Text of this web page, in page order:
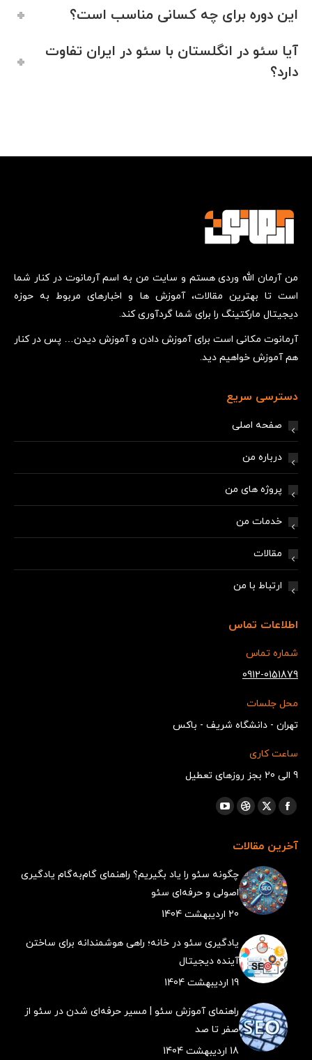
این دوره برای چه کسانی مناسب است؟
آیا سئو در انگلستان با سئو در ایران تفاوت
دارد؟
من آرمان الله وردی هستم و سایت من به اسم آرمانوت در کنار شما
است تا بهترین مقالات، آموزش ها و اخبارهای مربوط به حوزه
دیجیتال مارکتینگ را برای شما گردآوری کند.
آرمانوت مکانی است برای آموزش دادن و آموزش دیدن… پس در کنار
هم آموزش خواهیم دید.
دسترسی سریع
صفحه اصلی
درباره من
پروژه های من
خدمات من
مقالات
ارتباط با من
اطلاعات تماس
شماره تماس
0912-0151879
محل جلسات
تهران - دانشگاه شریف - باکس
ساعت کاری
9 الی 20 بجز روزهای تعطیل
مارا در اینجا پیدا کنید:
فیسبوک
در
پنجره
جدید
باز
X
در
پنجره
جدید
باز
Dribbble
در
پنجره
جدید
باز
می‌شود
یوتیوب
پنجره
جدید
می‌شود
آخرین مقالات
چگونه سئو را یاد بگیریم؟ راهنمای گام‌به‌گام یادگیری
اصولی و حرفه‌ای سئو
20 اردیبهشت 1404
یادگیری سئو در خانه؛ راهی هوشمندانه برای ساختن
آینده دیجیتال
19 اردیبهشت 1404
راهنمای آموزش سئو | مسیر حرفه‌ای شدن در سئو از
صفر تا صد
18 اردیبهشت 1404